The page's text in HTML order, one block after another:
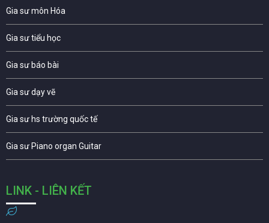
Gia sư môn Hóa
Gia sư tiểu học
Gia sư báo bài
Gia sư dạy vẽ
Gia sư hs trường quốc tế
Gia sư Piano organ Guitar
LINK - LIÊN KẾT